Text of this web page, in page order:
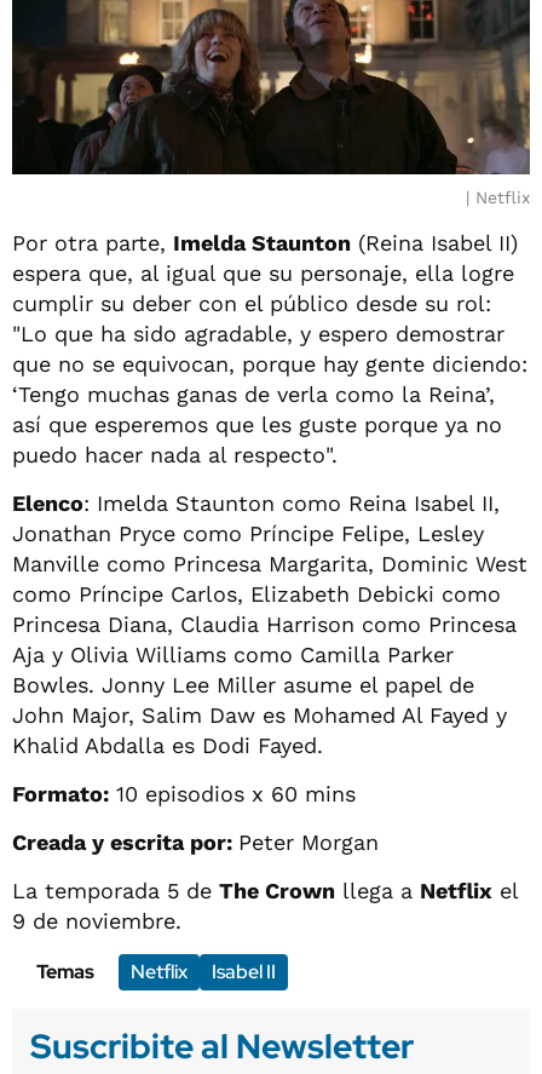
Netflix
Por otra parte, Imelda Staunton (Reina Isabel II)
espera que, al igual que su personaje, ella logre
cumplir su deber con el público desde su rol:
"Lo que ha sido agradable, y espero demostrar
que no se equivocan, porque hay gente diciendo:
‘Tengo muchas ganas de verla como la Reina’,
así que esperemos que les guste porque ya no
puedo hacer nada al respecto".
Elenco: Imelda Staunton como Reina Isabel II,
Jonathan Pryce como Príncipe Felipe, Lesley
Manville como Princesa Margarita, Dominic West
como Príncipe Carlos, Elizabeth Debicki como
Princesa Diana, Claudia Harrison como Princesa
Aja y Olivia Williams como Camilla Parker
Bowles. Jonny Lee Miller asume el papel de
John Major, Salim Daw es Mohamed Al Fayed y
Khalid Abdalla es Dodi Fayed.
Formato: 10 episodios x 60 mins
Creada y escrita por: Peter Morgan
La temporada 5 de The Crown llega a Netflix el
9 de noviembre.
Temas
Netflix Isabel II
Suscribite al Newsletter